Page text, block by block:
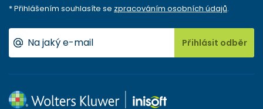
* Přihlášením souhlasíte se zpracováním osobních údajů.
Přihlásit odběr